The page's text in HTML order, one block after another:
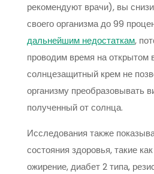
рекомендуют врачи), вы
своего организма до 99
дальнейшим недостаткам,
проводим время на открытом
солнцезащитный крем не
организму преобразовывать
полученный от солнца.
Исследования также
состояния здоровья, такие
ожирение, диабет 2 типа,